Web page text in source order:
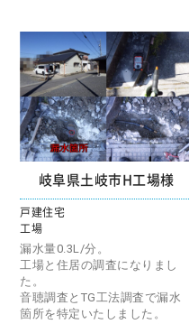
岐阜県土岐市H工場様
戸建住宅
工場
漏水量0.3L/分。
工場と住居の調査になりまし
た。
音聴調査とTG工法調査で漏水
箇所を特定いたしました。